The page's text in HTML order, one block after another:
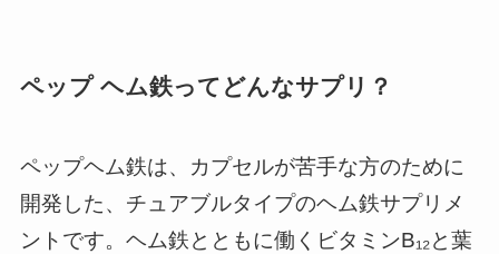
ペップ ヘム鉄ってどんなサプリ？
ペップヘム鉄は、カプセルが苦手な方のために
開発した、チュアブルタイプのヘム鉄サプリメ
ントです。ヘム鉄とともに働くビタミンB₁₂と葉